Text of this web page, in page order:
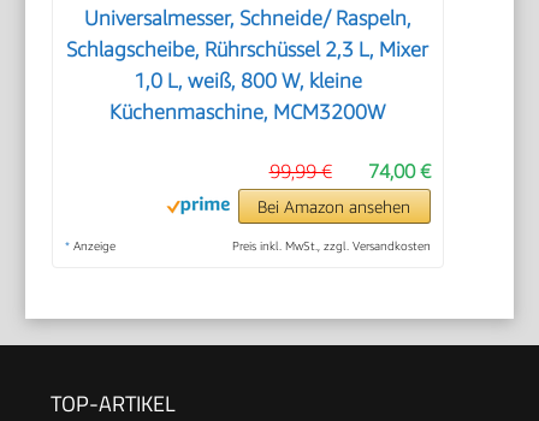
Universalmesser, Schneide/ Raspeln,
Schlagscheibe, Rührschüssel 2,3 L, Mixer
1,0 L, weiß, 800 W, kleine
Küchenmaschine, MCM3200W
74,00 €
99,99 €
Bei Amazon ansehen
* Anzeige Preis inkl. MwSt., zzgl. Versandkosten
TOP-ARTIKEL